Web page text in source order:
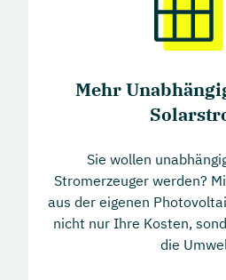
Mehr
Sie wollen
Stromerzeuger werden?
aus der eigenen
nicht nur Ihre Kosten,
die